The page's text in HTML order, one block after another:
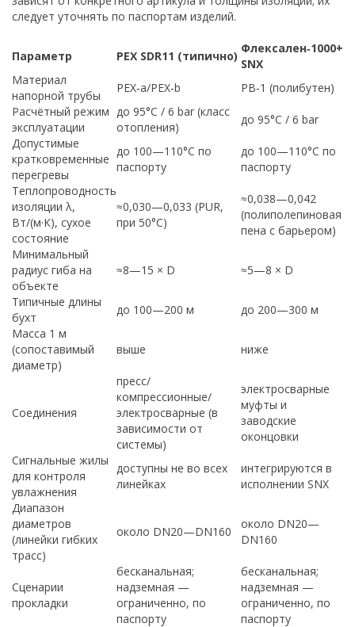
следует уточнять по паспортам изделий.
Параметр PEX SDR11 (типично)
Флексален‑1000+
SNX
Материал
напорной трубы
PEX‑a/PEX‑b
PB‑1 (полибутен)
Расчётный режим
эксплуатации
до 95°C / 6 bar (класс
отопления)
до 95°C / 6 bar
Допустимые
кратковременные
перегревы
до 100—110°C по
паспорту
до 100—110°C по
паспорту
Теплопроводность
изоляции λ,
Вт/(м·К), сухое
состояние
≈0,030—0,033 (PUR,
при 50°C)
≈0,038—0,042
(полиполепиновая
пена с барьером)
Минимальный
радиус гиба на
объекте
≈8—15 × D ≈5—8 × D
Типичные длины
бухт
до 100—200 м
до 200—300 м
Масса 1 м
(сопоставимый
диаметр)
выше ниже
Соединения
пресс/
компрессионные/
электросварные (в
зависимости от
системы)
электросварные
муфты и
заводские
оконцовки
Сигнальные жилы
для контроля
увлажнения
доступны не во всех
линейках
интегрируются в
исполнении SNX
Диапазон
диаметров
(линейки гибких
трасс)
около DN20—DN160
около DN20—
DN160
Сценарии
прокладки
бесканальная;
надземная —
ограниченно, по
паспорту
бесканальная;
надземная —
ограниченно, по
паспорту